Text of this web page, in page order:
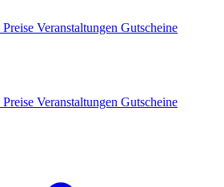
Preise Veranstaltungen Gutscheine
Preise Veranstaltungen Gutscheine